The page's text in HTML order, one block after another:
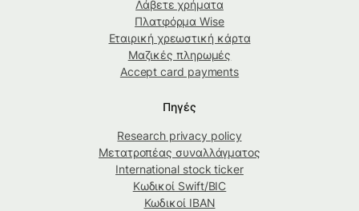
Λάβετε χρήματα
Πλατφόρμα Wise
Εταιρική χρεωστική κάρτα
Μαζικές πληρωμές
Accept card payments
Πηγές
Research privacy policy
Μετατροπέας συναλλάγματος
International stock ticker
Κωδικοί Swift/BIC
Κωδικοί IBAN